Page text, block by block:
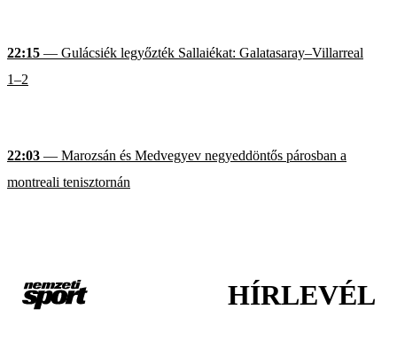
22:15 — Gulácsiék legyőzték Sallaiékat: Galatasaray–Villarreal
1–2
22:03 — Marozsán és Medvegyev negyeddöntős párosban a
montreali tenisztornán
HÍRLEVÉL